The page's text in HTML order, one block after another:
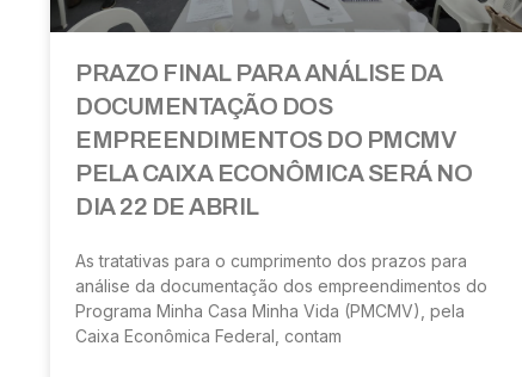
PRAZO FINAL PARA ANÁLISE DA
DOCUMENTAÇÃO DOS
EMPREENDIMENTOS DO PMCMV
PELA CAIXA ECONÔMICA SERÁ NO
DIA 22 DE ABRIL
As tratativas para o cumprimento dos prazos para
análise da documentação dos empreendimentos do
Programa Minha Casa Minha Vida (PMCMV), pela
Caixa Econômica Federal, contam